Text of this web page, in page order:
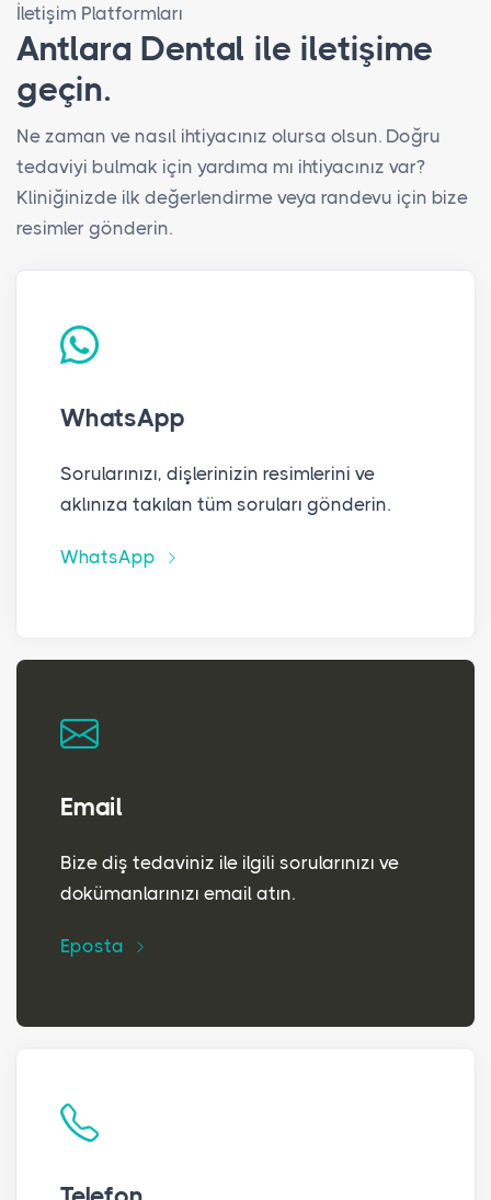
İletişim Platformları
Antlara Dental ile iletişime
geçin.
Ne zaman ve nasıl ihtiyacınız olursa olsun. Doğru
tedaviyi bulmak için yardıma mı ihtiyacınız var?
Kliniğinizde ilk değerlendirme veya randevu için bize
resimler gönderin.
WhatsApp
Sorularınızı, dişlerinizin resimlerini ve
aklınıza takılan tüm soruları gönderin.
WhatsApp
Email
Bize diş tedaviniz ile ilgili sorularınızı ve
dokümanlarınızı email atın.
Eposta